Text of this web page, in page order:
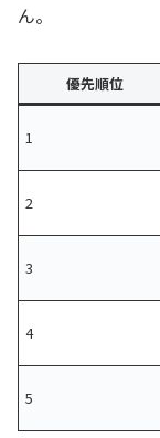
ん。
優先順位
1
2
3
4
5